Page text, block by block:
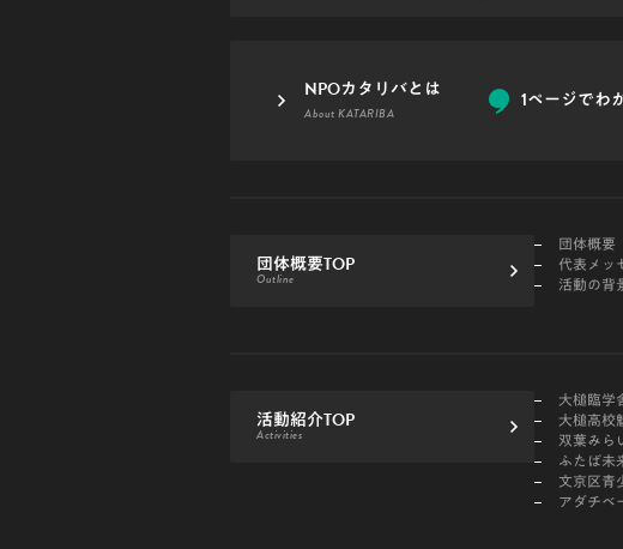
NPOカタリバとは
About KATARIBA
1ページでわ
団体概要TOP
Outline
団体概要
代表メッ
活動の背
活動紹介TOP
Activities
大槌臨学
大槌高校
双葉みら
ふたば未
文京区青
アダチベ